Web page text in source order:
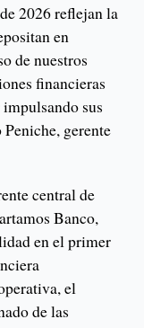
2026 reflejan la
en
de nuestros
financieras
sus
gerente
central de
Banco,
en el primer
el
de las